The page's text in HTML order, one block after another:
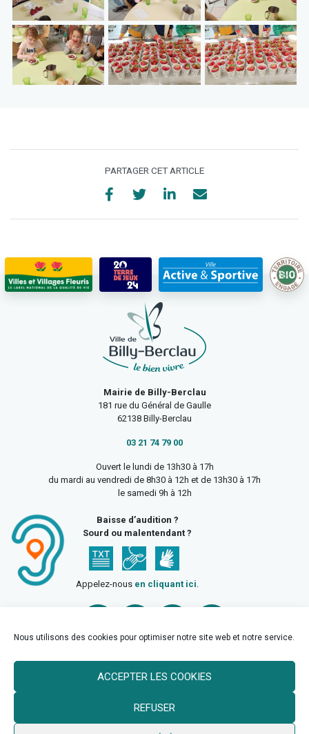
Nous utilisons des cookies pour optimiser notre site web et notre service.
ACCEPTER LES COOKIES
REFUSER
PARTAGER CET ARTICLE
Mairie de Billy-Berclau
181 rue du Général de Gaulle
62138 Billy-Berclau
03 21 74 79 00
Ouvert le lundi de 13h30 à 17h
du mardi au vendredi de 8h30 à 12h et de 13h30 à 17h
le samedi 9h à 12h
Baisse d’audition ?
Sourd ou malentendant ?
Appelez-nous en cliquant ici